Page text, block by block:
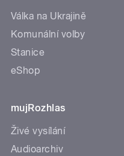
Válka na Ukrajině
Komunální volby
Stanice
eShop
mujRozhlas
Živé vysílání
Audioarchiv